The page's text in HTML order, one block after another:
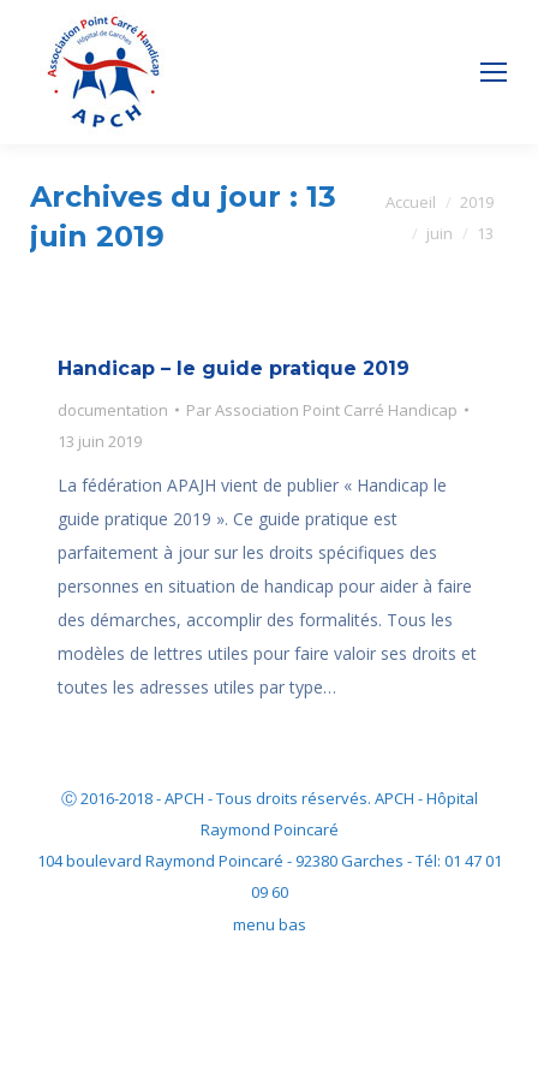
Archives du jour : 13
juin 2019
Vous êtes ici :
Accueil
2019
juin
13
Handicap – le guide pratique 2019
documentation ParAssociation Point Carré Handicap
13 juin 2019
La fédération APAJH vient de publier « Handicap le
guide pratique 2019 ». Ce guide pratique est
parfaitement à jour sur les droits spécifiques des
personnes en situation de handicap pour aider à faire
des démarches, accomplir des formalités. Tous les
modèles de lettres utiles pour faire valoir ses droits et
toutes les adresses utiles par type…
Ⓒ 2016-2018 - APCH - Tous droits réservés. APCH - Hôpital
Raymond Poincaré
104 boulevard Raymond Poincaré - 92380 Garches - Tél: 01 47 01
09 60
menu bas